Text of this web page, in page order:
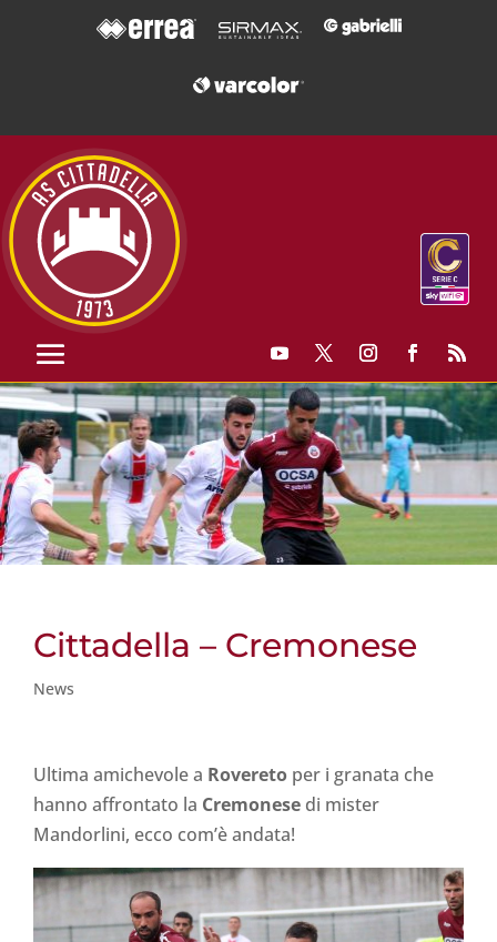
Cittadella – Cremonese
News
Ultima amichevole a Rovereto per i granata che
hanno affrontato la Cremonese di mister
Mandorlini, ecco com’è andata!